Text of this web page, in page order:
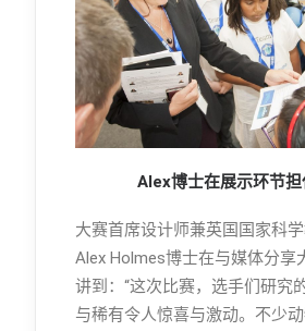
Alex博士在展示环节
大赛首席设计师兼英国国家科
Alex Holmes博士在与媒体分享
讲到：“这次比赛，选手们研究
与稀有令人惊喜与激动。不少